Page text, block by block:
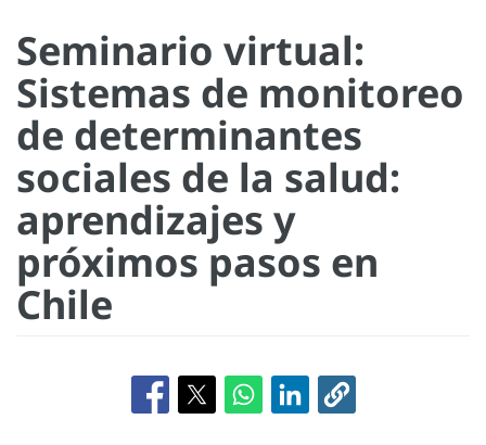
Seminario virtual:
Sistemas de monitoreo
de determinantes
sociales de la salud:
aprendizajes y
próximos pasos en
Chile